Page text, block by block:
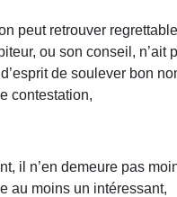
peut retrouver
ou son conseil, n’ait
de soulever bon
contestation,
il n’en demeure pas
au moins un intéressant,